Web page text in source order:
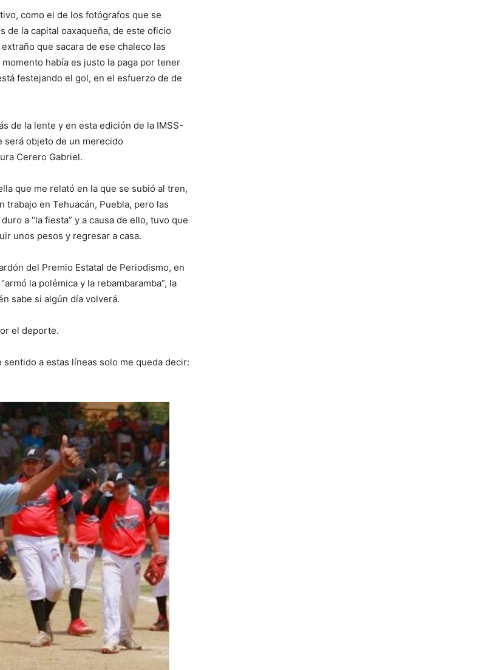
como el de los fotógrafos que se
de la capital oaxaqueña, de este oficio
que sacara de ese chaleco las
había es justo la paga por tener
festejando el gol, en el esfuerzo de de
de la lente y en esta edición de la IMSS-
será objeto de un merecido
Cerero Gabriel.
que me relató en la que se subió al tren,
trabajo en Tehuacán, Puebla, pero las
a “la fiesta” y a causa de ello, tuvo que
unos pesos y regresar a casa.
del Premio Estatal de Periodismo, en
la polémica y la rebambaramba”, la
sabe si algún día volverá.
el deporte.
a estas líneas solo me queda decir: